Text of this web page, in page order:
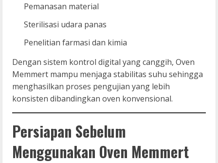
Pemanasan material
Sterilisasi udara panas
Penelitian farmasi dan kimia
Dengan sistem kontrol digital yang canggih, Oven
Memmert mampu menjaga stabilitas suhu sehingga
menghasilkan proses pengujian yang lebih
konsisten dibandingkan oven konvensional.
Persiapan Sebelum
Menggunakan Oven Memmert